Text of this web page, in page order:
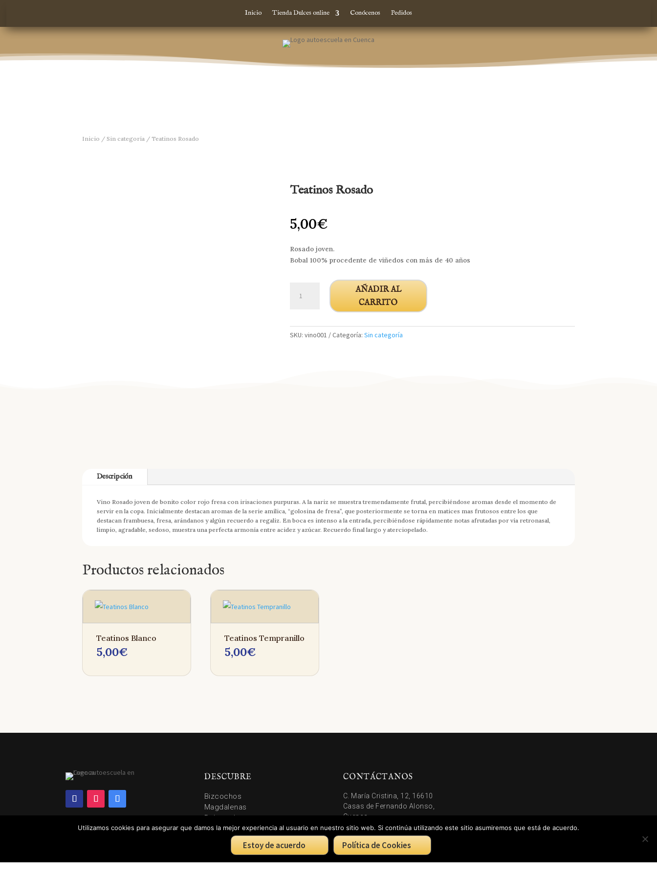
Inicio Tienda Dulces online Conócenos Pedidos
Inicio / Sin categoría / Teatinos Rosado
Teatinos Rosado
5,00€
Rosado joven.
Bobal 100% procedente de viñedos con más de 40 años
Rosado
AÑADIR AL
CARRITO
SKU:vino001 Categoría:Sin categoría
Descripción
Vino Rosado joven de bonito color rojo fresa con irisaciones purpuras. A la nariz se muestra tremendamente frutal, percibiéndose aromas desde el momento de
servir en la copa. Inicialmente destacan aromas de la serie amílica, “golosina de fresa”, que posteriormente se torna en matices mas frutosos entre los que
destacan frambuesa, fresa, arándanos y algún recuerdo a regaliz. En boca es intenso a la entrada, percibiéndose rápidamente notas afrutadas por vía retronasal,
limpio, agradable, sedoso, muestra una perfecta armonía entre acidez y azúcar. Recuerdo final largo y aterciopelado.
Productos relacionados
Teatinos Blanco
5,00€
Teatinos Tempranillo
5,00€
DESCUBRE
Bizcochos
Magdalenas
Dulces de coco
Pastas
Hojaldres Artesanos
Rolletes Cuenca
CONTÁCTANOS
C. María Cristina, 12, 16610
Casas de Fernando Alonso,
Cuenca
Utilizamos cookies para asegurar que damos la mejor experiencia al usuario en nuestro sitio web. Si continúa utilizando este sitio asumiremos que está de acuerdo.
Estoy de acuerdo Política de Cookies